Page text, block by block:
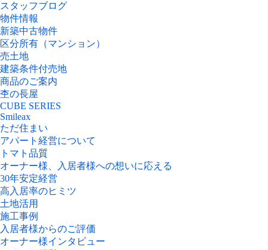
スタッフブログ
物件情報
新築中古物件
区分所有（マンション）
売土地
建築条件付売地
商品のご案内
杢の長屋
CUBE SERIES
Smileax
ただ住まい
アパート経営について
トマト品質
オーナー様、入居者様への想いに応える
30年安定経営
高入居率のヒミツ
土地活用
施工事例
入居者様からのご評価
オーナー様インタビュー